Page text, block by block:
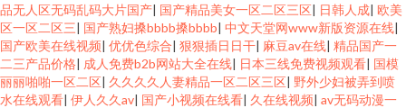
品无人区无码乱码大片国产| 国产精品美女一区二区三区| 日韩人成| 欧美
区一区二区三| 国产熟妇搡bbbb搡bbbb| 中文天堂网www新版资源在线|
国产欧美在线视频| 优优色综合| 狠狠插日日干| 麻豆av在线| 精品国产一
二三产品价格| 成人免费b2b网站大全在线| 日本三线免费视频观看| 国模
丽丽啪啪一区二区| 久久久久人妻精品一区二区三区| 野外少妇被弄到喷
水在线观看| 伊人久久av| 国产小视频在线看| 久在线视频| av无码动漫一